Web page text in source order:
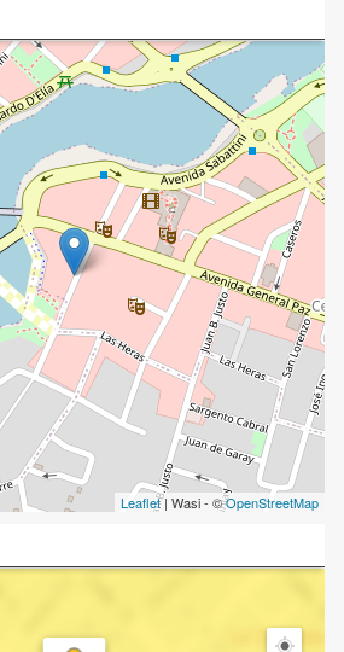
Leaflet| Wasi - ©OpenStreetMap